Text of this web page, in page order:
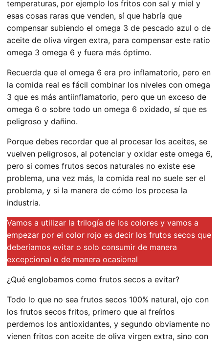
temperaturas, por ejemplo los fritos con sal y miel y
esas cosas raras que venden, sí que habría que
compensar subiendo el omega 3 de pescado azul o de
aceite de oliva virgen extra, para compensar este ratio
omega 3 omega 6 y fuera más óptimo.
Recuerda que el omega 6 era pro inflamatorio, pero en
la comida real es fácil combinar los niveles con omega
3 que es más antiinflamatorio, pero que un exceso de
omega 6 o sobre todo un omega 6 oxidado, sí que es
peligroso y dañino.
Porque debes recordar que al procesar los aceites, se
vuelven peligrosos, al potenciar y oxidar este omega 6,
pero si comes frutos secos naturales no existe ese
problema, una vez más, la comida real no suele ser el
problema, y si la manera de cómo los procesa la
industria.
Vamos a utilizar la trilogía de los colores y vamos a
empezar por el color rojo es decir los frutos secos que
deberíamos evitar o solo consumir de manera
excepcional o de manera ocasional
¿Qué englobamos como frutos secos a evitar?
Todo lo que no sea frutos secos 100% natural, ojo con
los frutos secos fritos, primero que al freírlos
perdemos los antioxidantes, y segundo obviamente no
vienen fritos con aceite de oliva virgen extra, sino con